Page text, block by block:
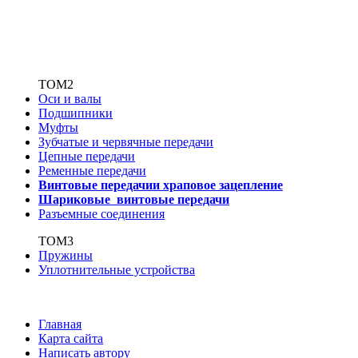
ТОМ2
Оси и валы
Подшипники
Муфты
Зубчатые и червячные передачи
Цепные передачи
Ременные передачи
Винтовые передачии храповое зацепление
Шариковые винтовые передачи
Разъемные соединения
ТОМ3
Пружины
Уплотнительные устройства
Главная
Карта сайта
Написать автору